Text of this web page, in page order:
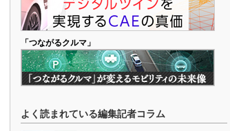
「つながるクルマ」
よく読まれている編集記者コラム